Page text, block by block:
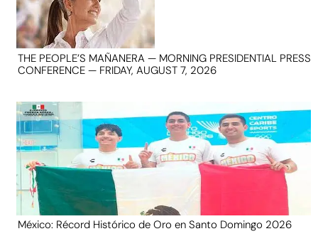
THE PEOPLE’S MAÑANERA — MORNING PRESIDENTIAL PRESS
CONFERENCE — FRIDAY, AUGUST 7, 2026
México: Récord Histórico de Oro en Santo Domingo 2026